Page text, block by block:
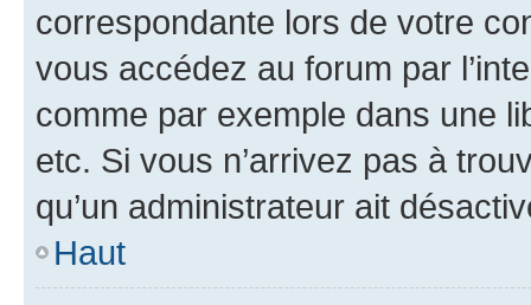
correspondante lors de votre
vous accédez au forum par
comme par exemple dans une
etc. Si vous n’arrivez pas à
qu’un administrateur ait
Haut